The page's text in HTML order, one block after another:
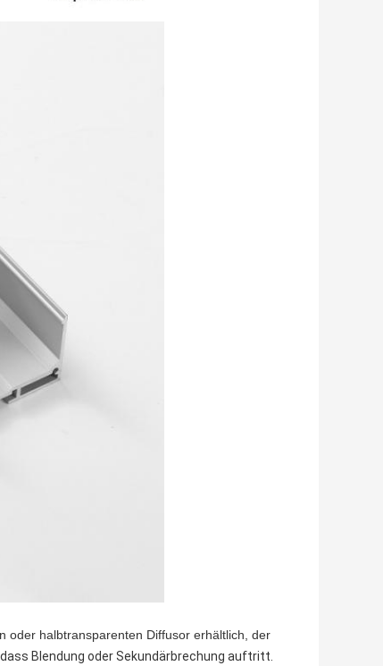
oder halbtransparenten Diffusor erhältlich, der
Blendung oder Sekundärbrechung auftritt.